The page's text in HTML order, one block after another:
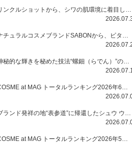
リンクルショットから、シワの肌環境に着目した初のローションとナイトクリームが登場！デイリーケアで、シワ特有の肌環境を改善し、シワが目立たない肌へと導きます。
ナチュラルコスメブランドSABONから、ビタミンC配合のビタミンスムージーマスク「ラディアンスマスク」と、ペパーミントにオーガニックハーブを凝縮したジェルの涼感トリートメント美容液「スカルプセラム リフレッシング」が登場！日々のデイリーケアで、過酷な猛暑で疲れた肌や頭皮をサポート、心地よくリフレッシュし、優しく肌を整えます。
神秘的な輝きを秘めた技法“螺鈿（らでん）”の多彩で多様な煌めきに着想を得たSUQQUの2026 秋 カラーコレクションから登場するのは、艶然と輝くアイシャドウや偏光パールを配したフェイスカラー、繊細なパールの煌めくネイル、そしてそれらを際立てる“朧げな艶”を秘めた新リクイドリップ「ブラー リクイド リップ」。強さを秘めたまろやかな洗練の表情に。
COSME at MAG トータルランキング2026年6月号
ブランド発祥の地“表参道”に帰還したシュウ ウエムラから、“骨格美“を叶えるクレヨンタイプのフェイスカラー「スカルプト クレヨン」と、ブランド初のリノベーションで進化した名品アイブロウ「ハード フォーミュラ ハード 10」が登場！
COSME at MAG トータルランキング2026年5月号